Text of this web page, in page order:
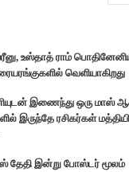
உஸ்தாத் ராம்
வெளியாகிறது
இணைந்து ஒரு மாஸ்
இருந்தே ரசிகர்கள்
தேதி இன்று போஸ்டர் மூலம்